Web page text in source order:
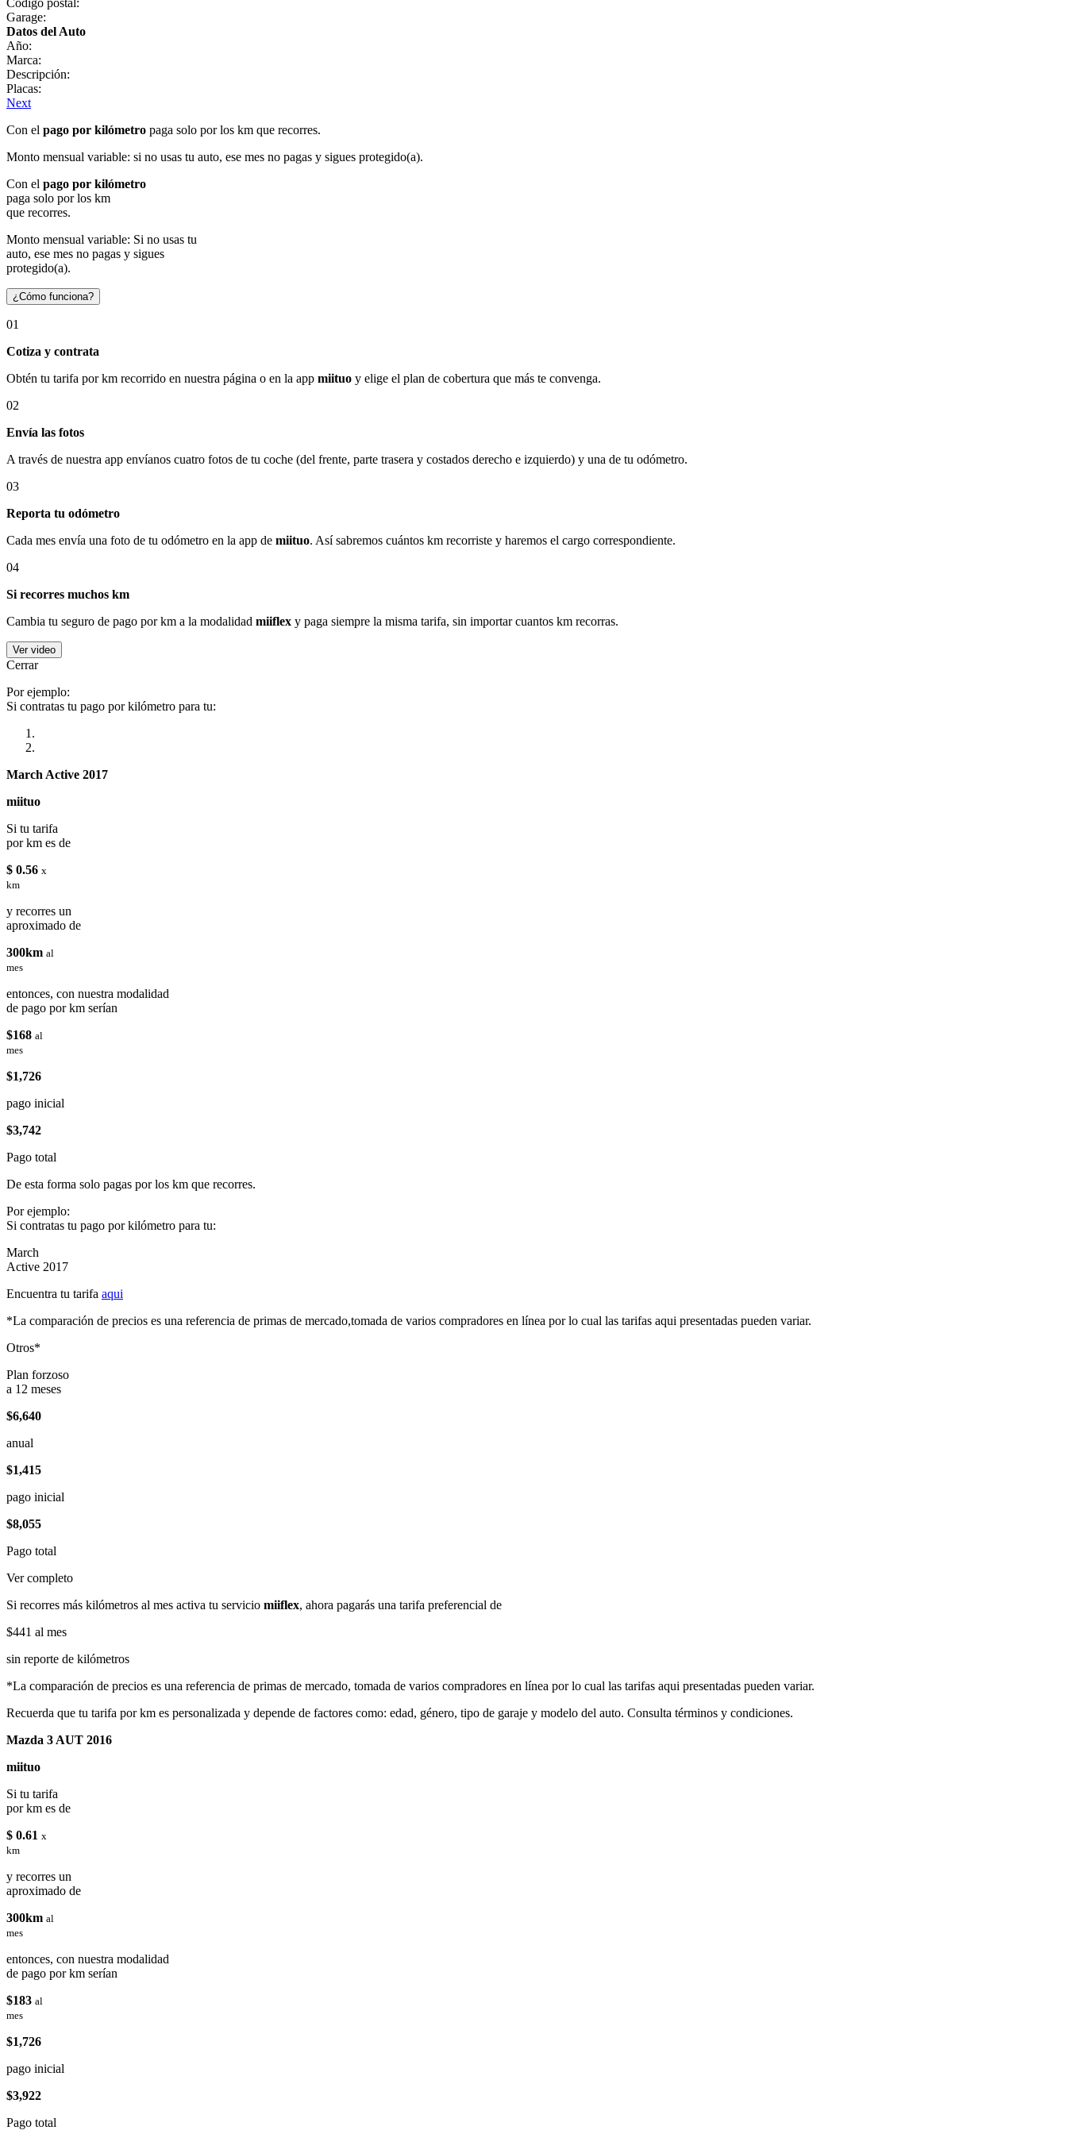
Garage:
Datos del Auto
Año:
Marca:
Descripción:
Placas:
Next
Con el pago por kilómetro paga solo por los km que recorres.
Monto mensual variable: si no usas tu auto, ese mes no pagas y sigues protegido(a).
Con el pago por kilómetro
paga solo por los km
que recorres.
Monto mensual variable: Si no usas tu
auto, ese mes no pagas y sigues
protegido(a).
¿Cómo funciona?
01
Cotiza y contrata
Obtén tu tarifa por km recorrido en nuestra página o en la app miituo y elige el plan de cobertura que más te convenga.
02
Envía las fotos
A través de nuestra app envíanos cuatro fotos de tu coche (del frente, parte trasera y costados derecho e izquierdo) y una de tu odómetro.
03
Reporta tu odómetro
Cada mes envía una foto de tu odómetro en la app de miituo. Así sabremos cuántos km recorriste y haremos el cargo correspondiente.
04
Si recorres muchos km
Cambia tu seguro de pago por km a la modalidad miiflex y paga siempre la misma tarifa, sin importar cuantos km recorras.
Ver video
Cerrar
Por ejemplo:
Si contratas tu pago por kilómetro para tu:
March Active 2017
miituo
Si tu tarifa
por km es de
$ 0.56 x
km
y recorres un
aproximado de
300km al
mes
entonces, con nuestra modalidad
de pago por km serían
$168 al
mes
$1,726
pago inicial
$3,742
Pago total
De esta forma solo pagas por los km que recorres.
Por ejemplo:
Si contratas tu pago por kilómetro para tu:
March
Active 2017
Encuentra tu tarifa aqui
*La comparación de precios es una referencia de primas de mercado,tomada de varios compradores en línea por lo cual las tarifas aqui presentadas pueden variar.
Otros*
Plan forzoso
a 12 meses
$6,640
anual
$1,415
pago inicial
$8,055
Pago total
Ver completo
Si recorres más kilómetros al mes activa tu servicio miiflex, ahora pagarás una tarifa preferencial de
$441 al mes
sin reporte de kilómetros
*La comparación de precios es una referencia de primas de mercado, tomada de varios compradores en línea por lo cual las tarifas aqui presentadas pueden variar.
Recuerda que tu tarifa por km es personalizada y depende de factores como: edad, género, tipo de garaje y modelo del auto. Consulta términos y condiciones.
Mazda 3 AUT 2016
miituo
Si tu tarifa
por km es de
$ 0.61 x
km
y recorres un
aproximado de
300km al
mes
entonces, con nuestra modalidad
de pago por km serían
$183 al
mes
$1,726
pago inicial
$3,922
Pago total